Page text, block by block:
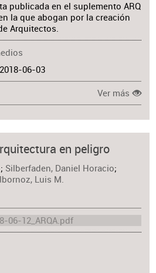
publicada en el suplemento ARQ
la que abogan por la creación
Arquitectos.
2018-06-03
Ver más
en peligro
; Silberfaden, Daniel Horacio;
Luis M.